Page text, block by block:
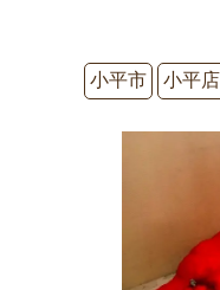
小平市
小平店